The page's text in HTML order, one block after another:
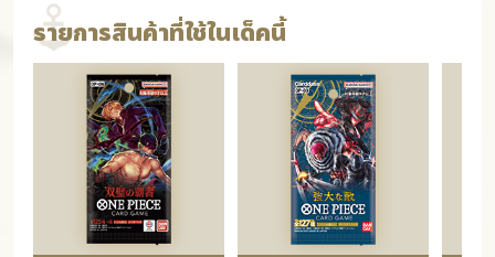
รายการสินค้าที่ใช้ในเด็คนี้